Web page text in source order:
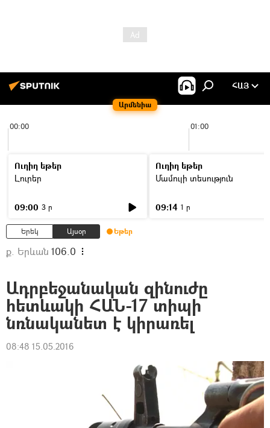
Արմենիա
ՀԱՅ
00:00 01:00
Ուղիղ եթեր
Լուրեր
09:00 3 ր
Ուղիղ եթեր
Մամուլի տեսություն
09:14 1 ր
Երեկ Այսօր Եթեր
ք. Երևան 106.0
Ադրբեջանական զինուժը
հետևակի ՀԱՆ-17 տիպի
նռնականետ է կիրառել
08:48 15.05.2016